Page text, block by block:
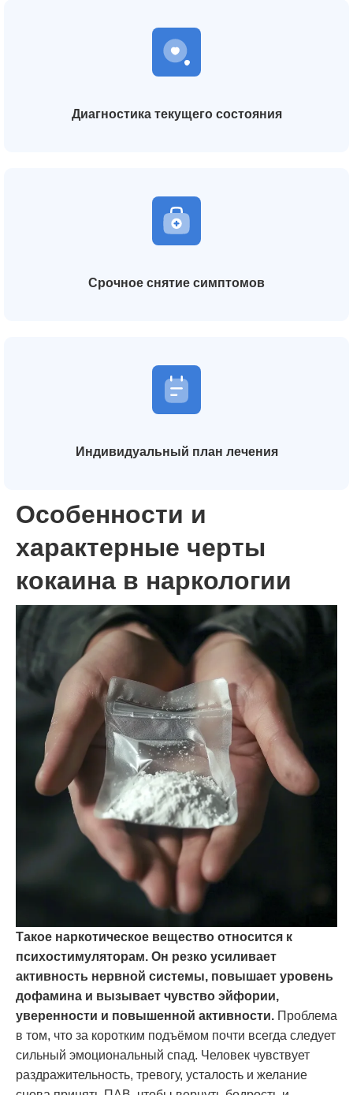
Диагностика текущего состояния
Срочное снятие симптомов
Индивидуальный план лечения
Особенности и
характерные черты
кокаина в наркологии
Такое наркотическое вещество относится к
психостимуляторам. Он резко усиливает
активность нервной системы, повышает уровень
дофамина и вызывает чувство эйфории,
уверенности и повышенной активности. Проблема
в том, что за коротким подъёмом почти всегда следует
сильный эмоциональный спад. Человек чувствует
раздражительность, тревогу, усталость и желание